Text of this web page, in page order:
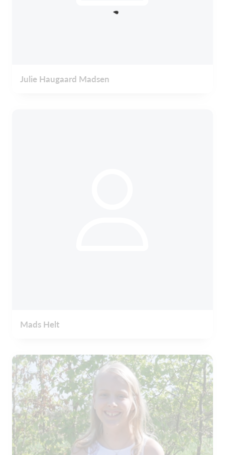
Julie Haugaard Madsen
Mads Helt